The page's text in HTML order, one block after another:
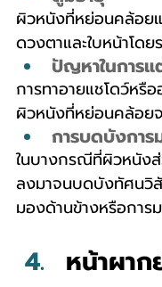
ผิวหนังที่หย่อนคล้อย
ดวงตาและใบหน้าโด
ปัญหาในการ
การทาอายแชโดว์หรือ
ผิวหนังที่หย่อนคล้อย
การบดบังการ
ในบางกรณีที่ผิวหนัง
ลงมาจนบดบังทัศนวิสั
มองด้านข้างหรือการ
หน้าผา